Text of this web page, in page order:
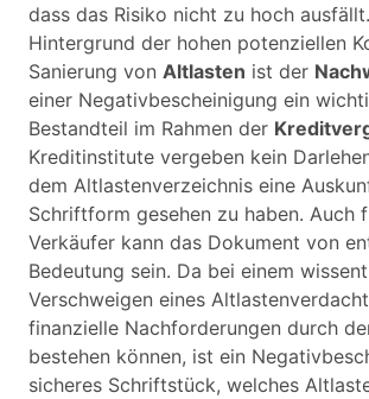
dass das Risiko nicht zu hoch
Hintergrund der hohen potenziellen
Sanierung von Altlasten ist der
einer Negativbescheinigung ein
Bestandteil im Rahmen der
Kreditinstitute vergeben kein
dem Altlastenverzeichnis eine
Schriftform gesehen zu haben. Auch
Verkäufer kann das Dokument von
Bedeutung sein. Da bei einem
Verschweigen eines
finanzielle Nachforderungen durch
bestehen können, ist ein
sicheres Schriftstück, welches